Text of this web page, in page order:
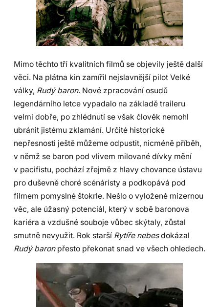
Mimo těchto tří kvalitních filmů se objevily ještě další
věci. Na plátna kin zamířil nejslavnější pilot Velké
války, Rudý baron. Nové zpracování osudů
legendárního letce vypadalo na základě traileru
velmi dobře, po zhlédnutí se však člověk nemohl
ubránit jistému zklamání. Určité historické
nepřesnosti ještě můžeme odpustit, nicméně příběh,
v němž se baron pod vlivem milované dívky mění
v pacifistu, pochází zřejmě z hlavy chovance ústavu
pro duševně choré scénáristy a podkopává pod
filmem pomyslné štokrle. Nešlo o vyloženě mizernou
věc, ale úžasný potenciál, který v sobě baronova
kariéra a vzdušné souboje vůbec skýtaly, zůstal
smutně nevyužit. Rok starší Rytíře nebesdokázal
Rudý baron přesto překonat snad ve všech ohledech.